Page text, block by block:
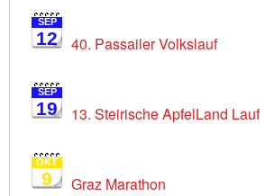
SEP
12 40. Passailer Volkslauf
SEP
19 13. Steirische ApfelLand Lauf
OKT
9 Graz Marathon